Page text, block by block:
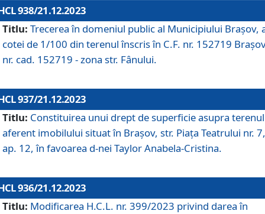
938/21.12.2023
Titlu: Trecerea în domeniul public al Municipiului Braşov,
cotei de 1/100 din terenul înscris în C.F. nr. 152719
nr. cad. 152719 - zona str. Fânului.
937/21.12.2023
Titlu: Constituirea unui drept de superficie asupra
aferent imobilului situat în Brașov, str. Piața Teatrului nr. 7,
ap. 12, în favoarea d-nei Taylor Anabela-Cristina.
936/21.12.2023
Titlu: Modificarea H.C.L. nr. 399/2023 privind darea în